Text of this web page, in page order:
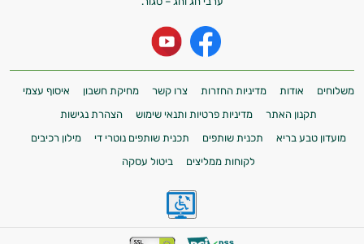
משלוחים אודות מדיניות החזרות צרו קשר מחיקת חשבון
איסוף עצמי
תקנון האתר
מדיניות פרטיות ותנאי שימוש
הצהרת נגישות
מועדון טבע בריא
תכנית שותפים תכנית שותפים נוטרי די
מילון רכיבים
לקוחות ממליצים
ביטול עסקה